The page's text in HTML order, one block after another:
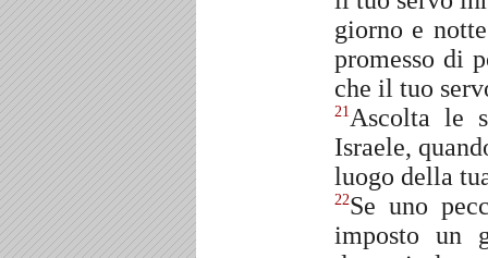
giorno e
promesso di
che il tuo
21 Ascolta le
Israele,
luogo della
22Se uno
imposto un